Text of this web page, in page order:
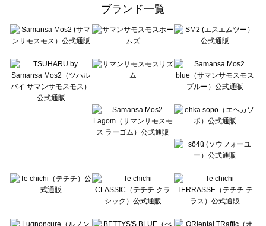
Te chichi（テチチ）の一覧
Te chichi CLASSIC（テチチ クラシック）の一覧
Lugnoncure（ルノンキュール）の一覧
BETTY'S BLUE（べティーズブルー）の一覧
Wpc.（ワールドパーティー）の一覧
ブランド一覧